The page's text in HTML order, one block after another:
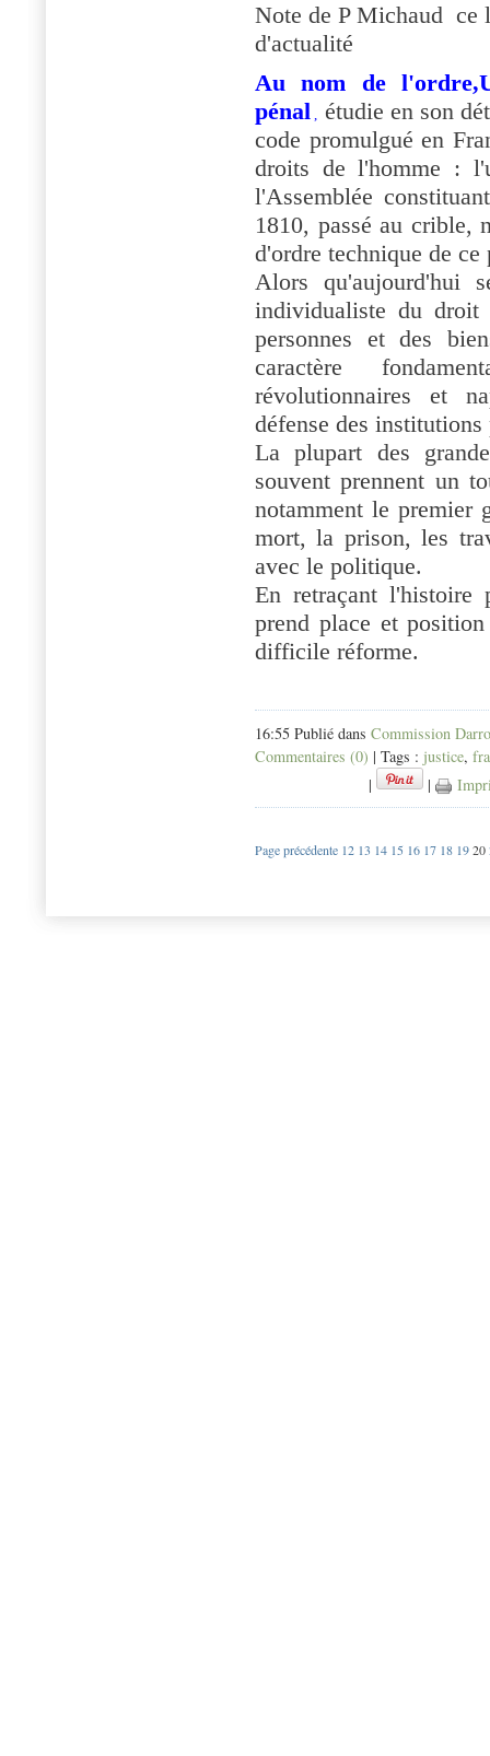
Note de P Michaud ce
d'actualité
Au nom de l'ordre,
pénal , étudie en son
code promulgué en
droits de l'homme :
l'Assemblée
1810, passé au crible,
d'ordre technique de
Alors qu'aujourd'hui
individualiste du droit
personnes et des
caractère
révolutionnaires et
défense des
La plupart des
souvent prennent un
notamment le premier
mort, la prison, les
avec le politique.
En retraçant
prend place et
difficile réforme.
16:55 Publié dans Commission
Commentaires (0) | Tags : justice,
|
|
Page précédente 12 13 14 15 16 17 18 1920